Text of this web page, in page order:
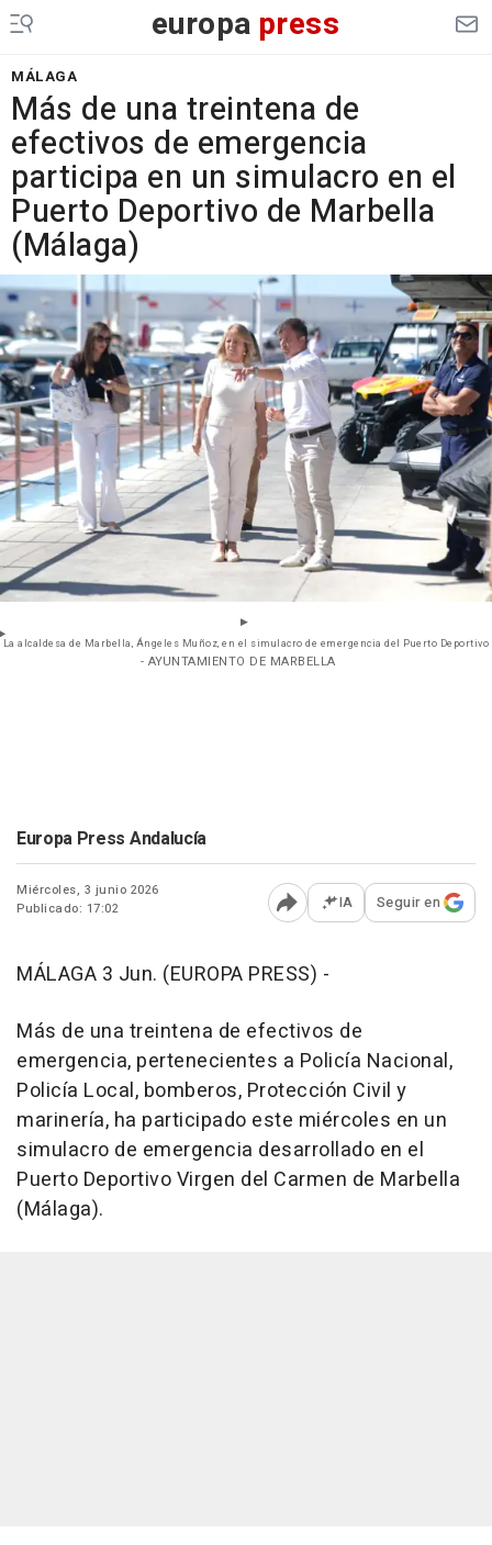
europa press
MÁLAGA
Más de una treintena de
efectivos de emergencia
participa en un simulacro en el
Puerto Deportivo de Marbella
(Málaga)
La alcaldesa de Marbella, Ángeles Muñoz, en el simulacro de emergencia del Puerto Deportivo
- AYUNTAMIENTO DE MARBELLA
Europa Press Andalucía
Miércoles, 3 junio 2026
Publicado: 17:02
Abrir opciones para
IA Seguir en
MÁLAGA 3 Jun. (EUROPA PRESS) -
Más de una treintena de efectivos de
emergencia, pertenecientes a Policía Nacional,
Policía Local, bomberos, Protección Civil y
marinería, ha participado este miércoles en un
simulacro de emergencia desarrollado en el
Puerto Deportivo Virgen del Carmen de Marbella
(Málaga).